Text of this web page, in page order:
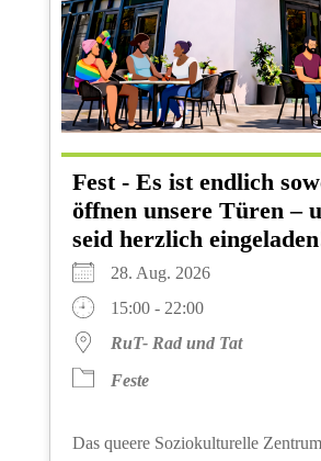
Fest - Es ist endlich
öffnen unsere Türen –
seid herzlich
28. Aug. 2026
15:00 - 22:00
RuT- Rad und Tat
Feste
Das queere Soziokulturelle